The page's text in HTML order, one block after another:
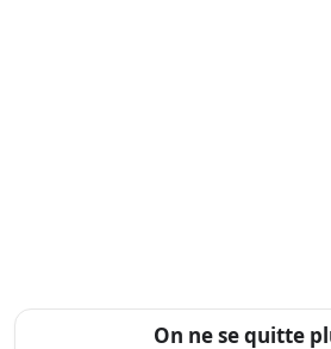
On ne se quitte